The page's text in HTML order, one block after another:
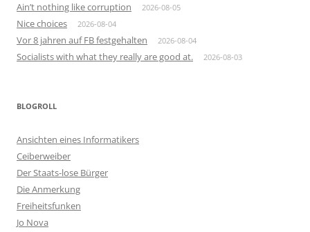
Ain’t nothing like corruption 2026-08-05
Nice choices 2026-08-04
Vor 8 jahren auf FB festgehalten 2026-08-04
Socialists with what they really are good at. 2026-08-03
BLOGROLL
Ansichten eines Informatikers
Ceiberweiber
Der Staats-lose Bürger
Die Anmerkung
Freiheitsfunken
Jo Nova